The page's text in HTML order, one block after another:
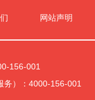
网站声明
156-001
务）：4000-156-001